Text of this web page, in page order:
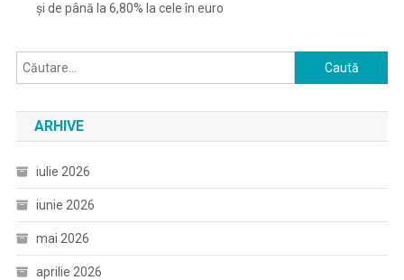
și de până la 6,80% la cele în euro
Caută
după:
ARHIVE
iulie 2026
iunie 2026
mai 2026
aprilie 2026